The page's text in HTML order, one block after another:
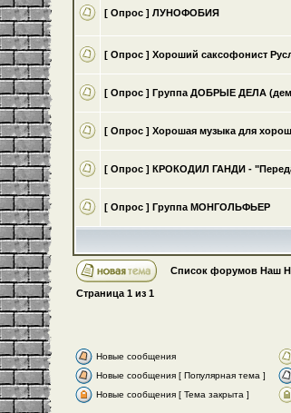
[ Опрос ] ЛУНОФОБИЯ
[ Опрос ] Хороший саксофонист
[ Опрос ] Группа ДОБРЫЕ ДЕЛА
[ Опрос ] Хорошая музыка для
[ Опрос ] КРОКОДИЛ ГАНДИ -
[ Опрос ] Группа МОНГОЛЬФЬЕР
Список форумов Наш
Страница 1из 1
Новые сообщения
Новые сообщения [ Популярная тема ]
Новые сообщения [ Тема закрыта ]